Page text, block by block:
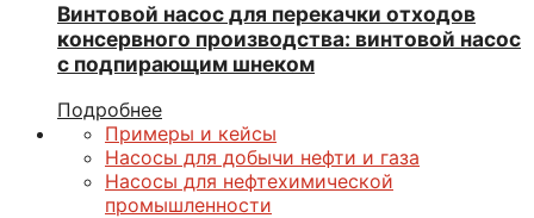
Винтовой насос для перекачки отходов
консервного производства: винтовой насос
с подпирающим шнеком
Подробнее
Примеры и кейсы
Насосы для добычи нефти и газа
Насосы для нефтехимической
промышленности